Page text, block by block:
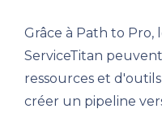
Grâce à Path to
ServiceTitan
ressources et
créer un pipeline